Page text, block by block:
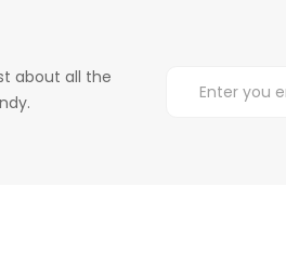
about all the